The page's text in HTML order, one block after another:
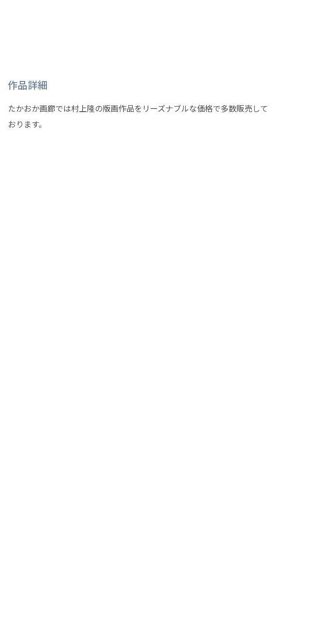
作品詳細
たかおか画廊では村上隆の版画作品をリーズナブルな価格で多数販売して
おります。